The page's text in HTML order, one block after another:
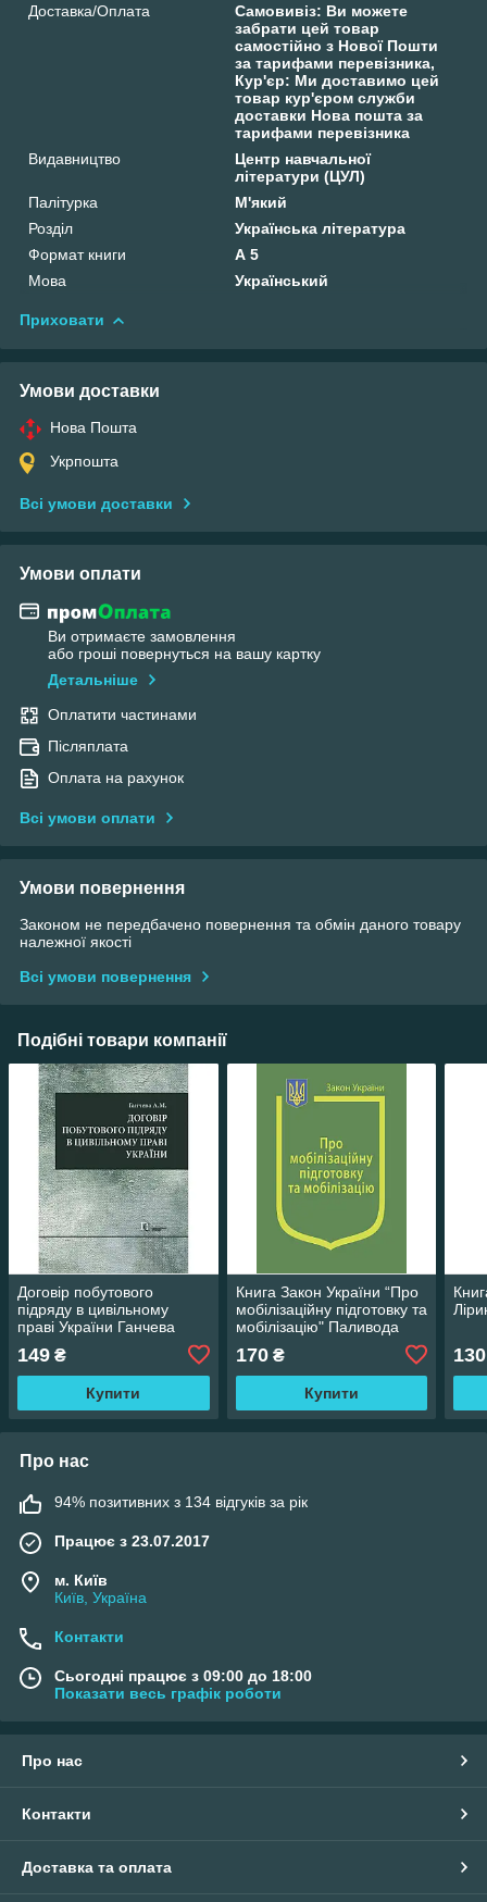
Доставка/Оплата
Самовивіз: Ви можете
забрати цей товар
самостійно з Нової Пошти
за тарифами перевізника,
Кур'єр: Ми доставимо цей
товар кур'єром служби
доставки Нова пошта за
тарифами перевізника
Видавництво
Центр навчальної
літератури (ЦУЛ)
Палітурка
М'який
Розділ
Українська література
Формат книги
А 5
Мова
Український
Приховати
Умови доставки
Нова Пошта
Укрпошта
Всі умови доставки
Умови оплати
Ви отримаєте замовлення
або гроші повернуться на вашу картку
Детальніше
Оплатити частинами
Післяплата
Оплата на рахунок
Всі умови оплати
Умови повернення
Законом не передбачено повернення та обмін даного товару
належної якості
Всі умови повернення
Подібні товари компанії
Договір побутового
підряду в цивільному
праві України Ганчева
149 ₴
Купити
Книга Закон України “Про
мобілізаційну підготовку та
мобілізацію" Паливода
170₴
Купити
130
Про нас
94% позитивних з 134 відгуків за рік
Працює з 23.07.2017
м. Київ
Київ, Україна
Контакти
Сьогодні працює з 09:00 до 18:00
Показати весь графік роботи
Про нас
Контакти
Доставка та оплата